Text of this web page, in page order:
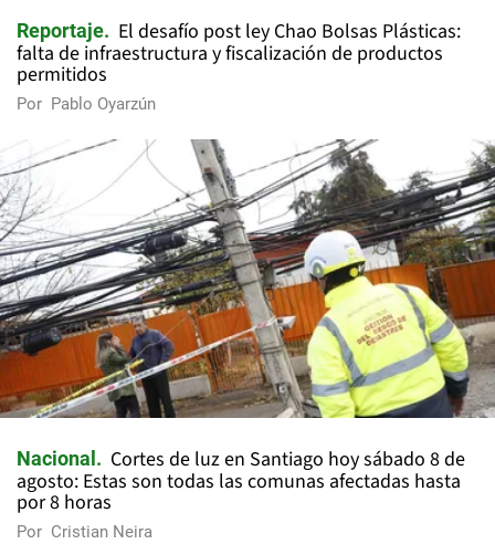
Reportaje
El desafío post ley Chao Bolsas Plásticas:
falta de infraestructura y fiscalización de productos
permitidos
Por Pablo Oyarzún
Nacional
Cortes de luz en Santiago hoy sábado 8 de
agosto: Estas son todas las comunas afectadas hasta
por 8 horas
Por Cristian Neira